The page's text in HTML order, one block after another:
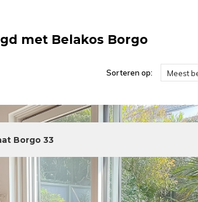
met Belakos Borgo
Sorteren op: Meest
Borgo 33